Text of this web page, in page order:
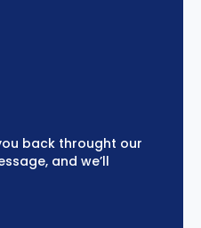
back throught our
and we’ll